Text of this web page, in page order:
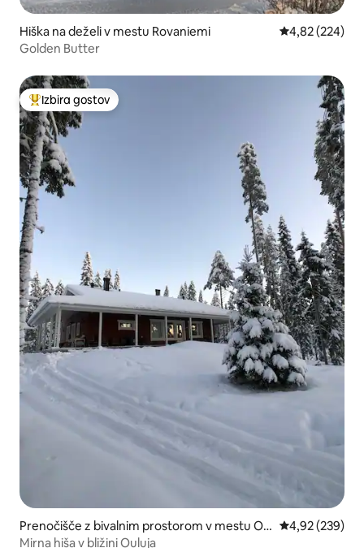
Hiška na deželi v mestu Rovaniemi Povprečna
4,82 (224)
Golden Butter
Najbolj priljubljena prenočišča z značko »Izbira gostov«
Izbira gostov
Prenočišče z bivalnim prostorom v mestu Oul
u
Povprečna
4,92 (239)
Mirna hiša v bližini Ouluja